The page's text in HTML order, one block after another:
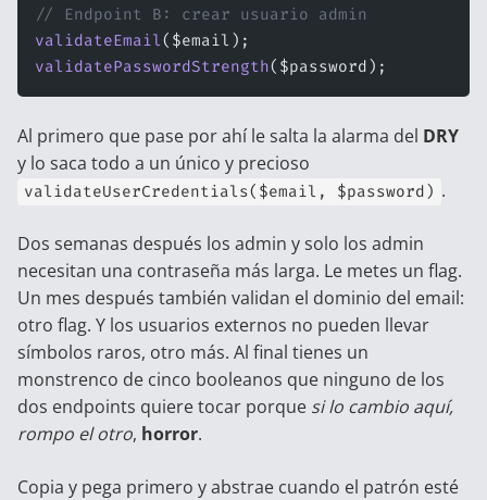
// Endpoint B: crear usuario admin
validateEmail($email);
validatePasswordStrength($password);
Al primero que pase por ahí le salta la alarma del DRY
y lo saca todo a un único y precioso
validateUserCredentials($email, $password) .
Dos semanas después los admin y solo los admin
necesitan una contraseña más larga. Le metes un flag.
Un mes después también validan el dominio del email:
otro flag. Y los usuarios externos no pueden llevar
símbolos raros, otro más. Al final tienes un
monstrenco de cinco booleanos que ninguno de los
dos endpoints quiere tocar porque si lo cambio aquí,
rompo el otro, horror.
Copia y pega primero y abstrae cuando el patrón esté